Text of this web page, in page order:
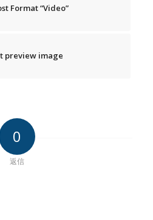
Format “Video”
preview image
0
返信